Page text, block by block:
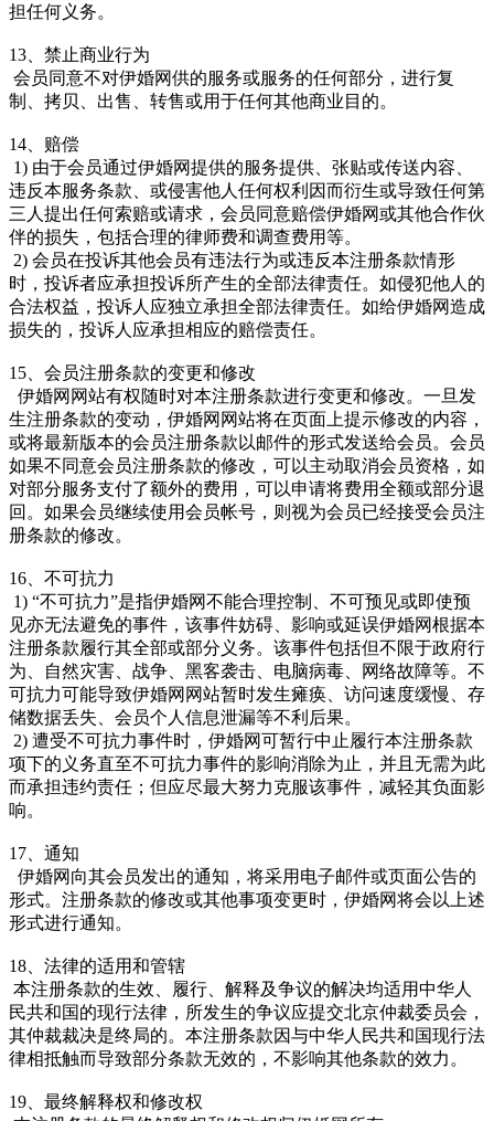
担任何义务。
13、禁止商业行为
会员同意不对伊婚网供的服务或服务的任何部分，进行复
制、拷贝、出售、转售或用于任何其他商业目的。
14、赔偿
1) 由于会员通过伊婚网提供的服务提供、张贴或传送内容、
违反本服务条款、或侵害他人任何权利因而衍生或导致任何第
三人提出任何索赔或请求，会员同意赔偿伊婚网或其他合作伙
伴的损失，包括合理的律师费和调查费用等。
2) 会员在投诉其他会员有违法行为或违反本注册条款情形
时，投诉者应承担投诉所产生的全部法律责任。如侵犯他人的
合法权益，投诉人应独立承担全部法律责任。如给伊婚网造成
损失的，投诉人应承担相应的赔偿责任。
15、会员注册条款的变更和修改
伊婚网网站有权随时对本注册条款进行变更和修改。一旦发
生注册条款的变动，伊婚网网站将在页面上提示修改的内容，
或将最新版本的会员注册条款以邮件的形式发送给会员。会员
如果不同意会员注册条款的修改，可以主动取消会员资格，如
对部分服务支付了额外的费用，可以申请将费用全额或部分退
回。如果会员继续使用会员帐号，则视为会员已经接受会员注
册条款的修改。
16、不可抗力
1) “不可抗力”是指伊婚网不能合理控制、不可预见或即使预
见亦无法避免的事件，该事件妨碍、影响或延误伊婚网根据本
注册条款履行其全部或部分义务。该事件包括但不限于政府行
为、自然灾害、战争、黑客袭击、电脑病毒、网络故障等。不
可抗力可能导致伊婚网网站暂时发生瘫痪、访问速度缓慢、存
储数据丢失、会员个人信息泄漏等不利后果。
2) 遭受不可抗力事件时，伊婚网可暂行中止履行本注册条款
项下的义务直至不可抗力事件的影响消除为止，并且无需为此
而承担违约责任；但应尽最大努力克服该事件，减轻其负面影
响。
17、通知
伊婚网向其会员发出的通知，将采用电子邮件或页面公告的
形式。注册条款的修改或其他事项变更时，伊婚网将会以上述
形式进行通知。
18、法律的适用和管辖
本注册条款的生效、履行、解释及争议的解决均适用中华人
民共和国的现行法律，所发生的争议应提交北京仲裁委员会，
其仲裁裁决是终局的。本注册条款因与中华人民共和国现行法
律相抵触而导致部分条款无效的，不影响其他条款的效力。
19、最终解释权和修改权